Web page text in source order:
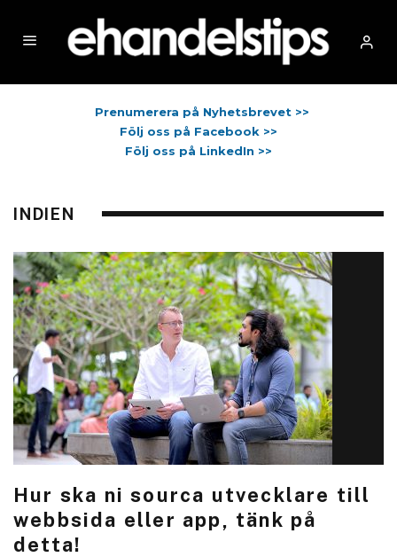
Prenumerera på Nyhetsbrevet >>
Följ oss på Facebook >>
Följ oss på LinkedIn >>
INDIEN
Hur ska ni sourca utvecklare till
webbsida eller app, tänk på
detta!